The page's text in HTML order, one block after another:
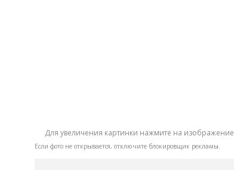
Для увеличения картинки нажмите на изображение
Если фото не открывается, отключите блокировщик рекламы.